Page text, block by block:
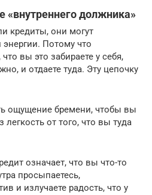
«внутреннего должника»
кредиты, они могут
Потому что
вы это забираете у себя,
и отдаете туда. Эту цепочку
ощущение бремени, чтобы вы
от того, что вы туда
означает, что вы что-то
просыпаетесь,
и излучаете радость, что у